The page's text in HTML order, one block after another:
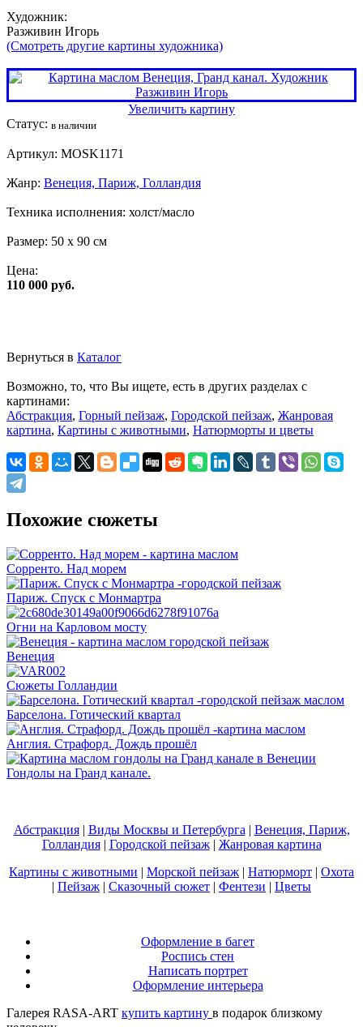
Художник:
Разживин Игорь
(Смотреть другие картины художника)
Увеличить картину
Статус: в наличии
Артикул: MOSK1171
Жанр: Венеция, Париж, Голландия
Техника исполнения: холст/масло
Размер: 50 x 90 см
Цена:
110 000 руб.
Вернуться в Каталог
Возможно, то, что Вы ищете, есть в других разделах с
картинами:
Абстракция, Горный пейзаж, Городской пейзаж, Жанровая
картина, Картины с животными, Натюрморты и цветы
Похожие сюжеты
Сорренто. Над морем
Париж. Спуск с Монмартра
Огни на Карловом мосту
Венеция
Сюжеты Голландии
Барселона. Готический квартал
Англия. Страфорд. Дождь прошёл
Гондолы на Гранд канале.
Абстракция| Виды Москвы и Петербурга | Венеция, Париж,
Голландия| Городской пейзаж| Жанровая картина
Картины с животными | Морской пейзаж | Натюрморт | Охота
| Пейзаж | Сказочный сюжет | Фентези | Цветы
Оформление в багет
Роспись стен
Написать портрет
Оформление интерьера
Галерея RASA-ART купить картину в подарок близкому